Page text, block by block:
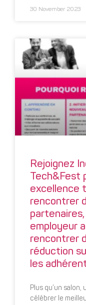
30 November 2023
Rejoignez
Tech&Fest
excellence
rencontrer
employeur
rencontrer
réduction
les
Plus qu’un
célébrer le